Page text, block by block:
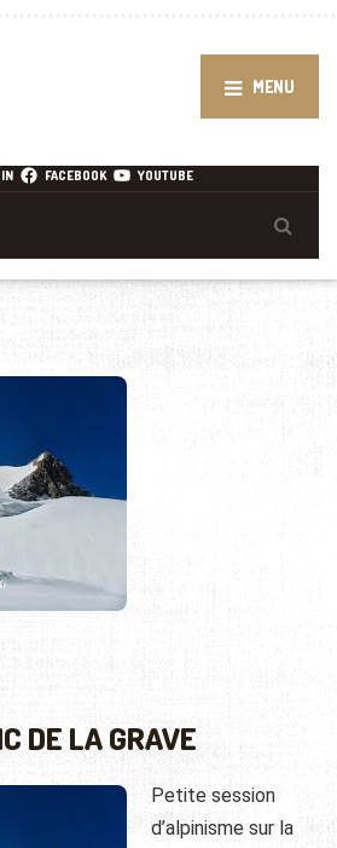
MENU
FACEBOOK YOUTUBE
DE LA GRAVE
Petite session
d’alpinisme sur la